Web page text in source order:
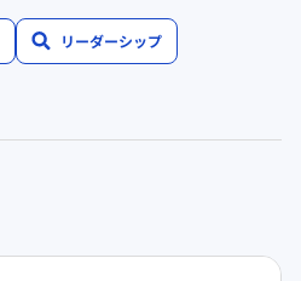
リーダーシップ